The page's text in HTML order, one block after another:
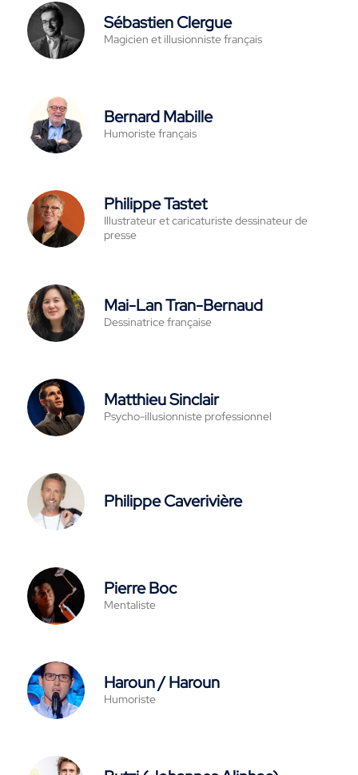
Sébastien Clergue
Magicien et illusionniste français
Bernard Mabille
Humoriste français
Philippe Tastet
Illustrateur et caricaturiste dessinateur de
presse
Mai-Lan Tran-Bernaud
Dessinatrice française
Matthieu Sinclair
Psycho-illusionniste professionnel
Philippe Caverivière
Pierre Boc
Mentaliste
Haroun / Haroun
Humoriste